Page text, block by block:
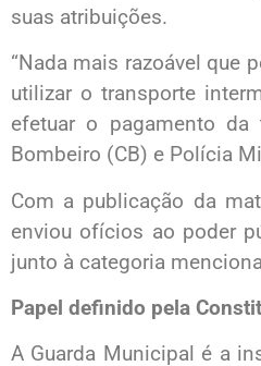
suas atribuições.
“Nada mais razoável que
utilizar o transporte
efetuar o pagamento
Bombeiro (CB) e Polícia
Com a publicação da
enviou ofícios ao poder
junto à categoria
Papel definido pela
A Guarda Municipal é a